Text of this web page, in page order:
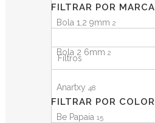
Bola 1,2 9mm 2
Bola 2 6mm 2
Bola 2 9mm
Bola 2,9 6mm
FILTRAR POR MARCA
Filtros
Anartxy 48
Be Papaia 15
FILTRAR POR COLOR